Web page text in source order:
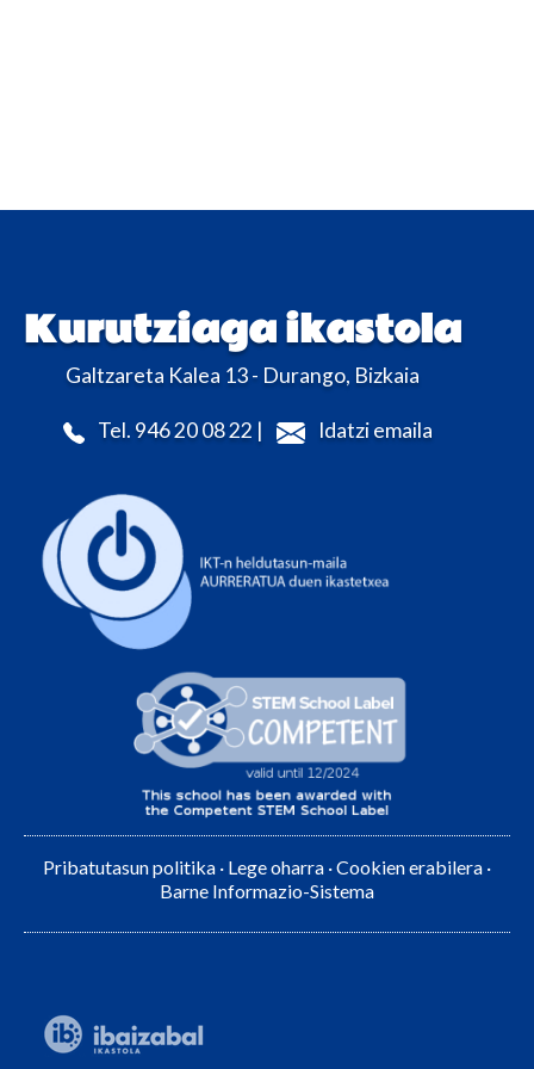
Kurutziaga ikastola
Galtzareta Kalea 13 - Durango, Bizkaia
Tel. 946 20 08 22 | Idatzi emaila
Pribatutasun politika · Lege oharra ·Cookien erabilera ·
Barne Informazio-Sistema